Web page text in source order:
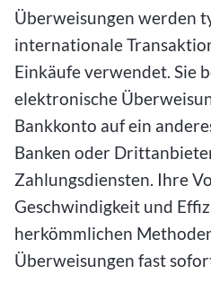
Überweisungen werden
internationale
Einkäufe verwendet. Sie
elektronische
Bankkonto auf ein
Banken oder
Zahlungsdiensten. Ihre
Geschwindigkeit und
herkömmlichen
Überweisungen fast